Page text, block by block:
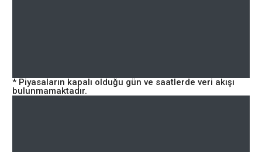
* Piyasaların kapalı olduğu gün ve saatlerde veri akışı
bulunmamaktadır.